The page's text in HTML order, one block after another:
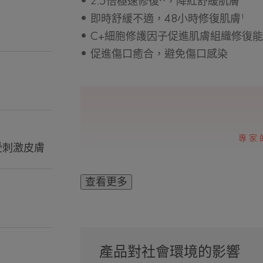
激皮膚
• 即時舒緩不適，48小時修復肌膚¹
• C+細胞修護因子促進肌膚組織修復
• 促進傷口癒合，避免傷口感染
專家
復速
查看更多
產品對社會環境的影響